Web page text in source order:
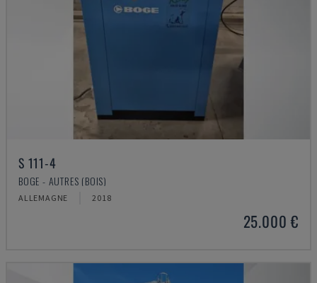
S 111-4
BOGE - AUTRES (BOIS)
ALLEMAGNE 2018
25.000 €